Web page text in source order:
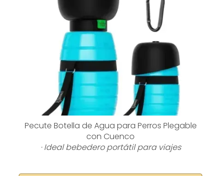
Pecute Botella de Agua para Perros Plegable
con Cuenco
· Ideal bebedero portátil para viajes